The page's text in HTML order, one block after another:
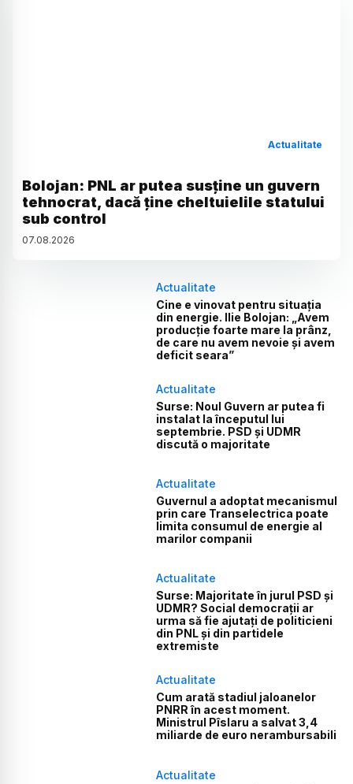
Actualitate
Bolojan: PNL ar putea susține un guvern
tehnocrat, dacă ține cheltuielile statului
sub control
07.08.2026
Actualitate
Cine e vinovat pentru situația
din energie. Ilie Bolojan: „Avem
producție foarte mare la prânz,
de care nu avem nevoie și avem
deficit seara”
Actualitate
Surse: Noul Guvern ar putea fi
instalat la începutul lui
septembrie. PSD și UDMR
discută o majoritate
Actualitate
Guvernul a adoptat mecanismul
prin care Transelectrica poate
limita consumul de energie al
marilor companii
Actualitate
Surse: Majoritate în jurul PSD și
UDMR? Social democrații ar
urma să fie ajutați de politicieni
din PNL și din partidele
extremiste
Actualitate
Cum arată stadiul jaloanelor
PNRR în acest moment.
Ministrul Pîslaru a salvat 3,4
miliarde de euro nerambursabili
Actualitate